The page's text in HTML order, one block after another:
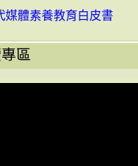
媒體素養教育白皮書
區